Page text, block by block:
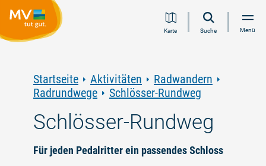
Inhalt
Navigation
Volltextsuche
FooterKarte Suche Menü
Startseite Aktivitäten
Radwandern
Radrundwege
Schlösser-Rundweg
Schlösser-Rundweg
Für jeden Pedalritter ein passendes Schloss